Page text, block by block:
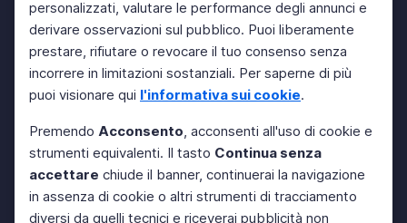
personalizzati, valutare le performance degli annunci e
derivare osservazioni sul pubblico. Puoi liberamente
prestare, rifiutare o revocare il tuo consenso senza
incorrere in limitazioni sostanziali. Per saperne di più
puoi visionare qui l'informativa sui cookie.
Premendo Acconsento, acconsenti all'uso di cookie e
strumenti equivalenti. Il tasto Continua senza
accettare chiude il banner, continuerai la navigazione
in assenza di cookie o altri strumenti di tracciamento
diversi da quelli tecnici e riceverai pubblicità non